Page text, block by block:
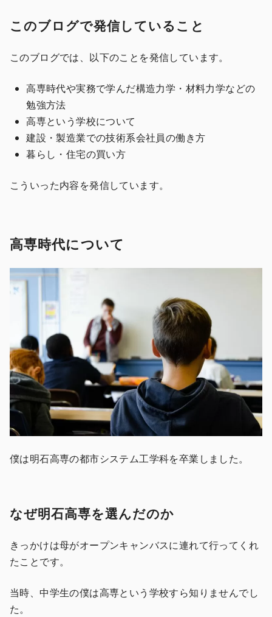
このブログで発信していること
このブログでは、以下のことを発信しています。
高専時代や実務で学んだ構造力学・材料力学などの
勉強方法
高専という学校について
建設・製造業での技術系会社員の働き方
暮らし・住宅の買い方
こういった内容を発信しています。
高専時代について
僕は明石高専の都市システム工学科を卒業しました。
なぜ明石高専を選んだのか
きっかけは母がオープンキャンバスに連れて行ってくれ
たことです。
当時、中学生の僕は高専という学校すら知りませんでし
た。